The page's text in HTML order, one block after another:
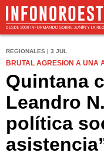
REGIONALES | 3 JUL
BRUTAL AGRESION A UNA
Quintana
Leandro
política